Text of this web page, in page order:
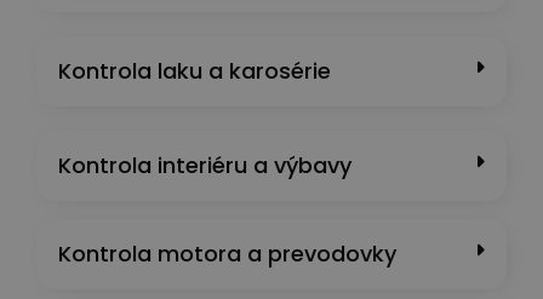
Kontrola laku a karosérie
Kontrola interiéru a výbavy
Kontrola motora a prevodovky